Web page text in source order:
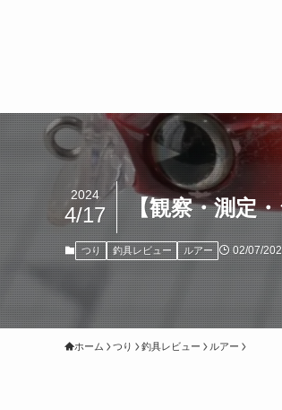
【観察・測定
2024
4/17
つり 釣具レビュー ルアー 02/07/
ホーム つり 釣具レビュー ルアー